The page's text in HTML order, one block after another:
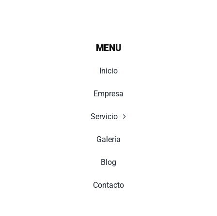
MENU
Inicio
Empresa
Servicio
Galería
Blog
Contacto